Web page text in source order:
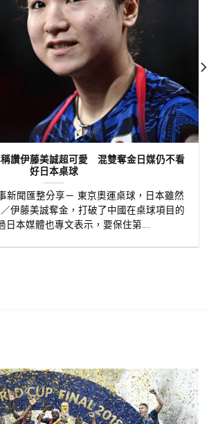
讚伊藤美誠超可愛 混雙奪金日媒仍不看
好日本桌球
新聞匯整分享－ 東京奧運桌球，日本雖然
伊藤美誠奪金，打破了中國在桌球項目的
日本媒體也專文表示，要保住第....